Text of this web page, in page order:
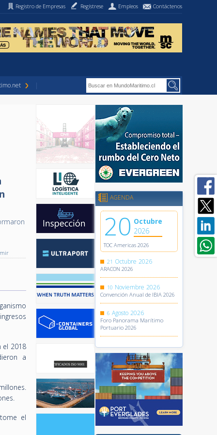
Registro de Empresas Regístrese Empleos Contáctenos
el 2018
a
el
AGENDA
20 Octubre
2026
TOC Americas 2026
21 Octubre 2026
ARACON 2026
10 Noviembre 2026
Convención Anual de IBIA 2026
6 Agosto 2026
Foro Panorama Marítimo
Portuario 2026